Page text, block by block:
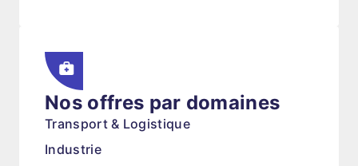
Nos offres par domaines
Transport & Logistique
Industrie